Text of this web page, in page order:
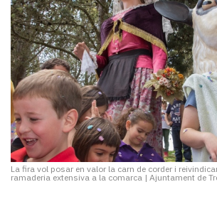
La fira vol posar en valor la carn de corder i
ramaderia extensiva a la comarca | Ajuntament de